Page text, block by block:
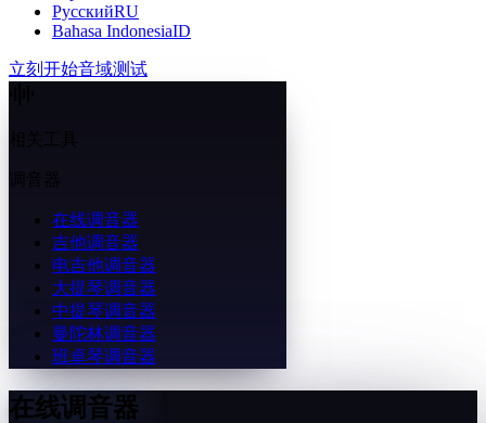
РусскийRU
Bahasa IndonesiaID
立刻开始音域测试
调音器
在线调音器
吉他调音器
电吉他调音器
大提琴调音器
中提琴调音器
曼陀林调音器
班卓琴调音器
在线调音器